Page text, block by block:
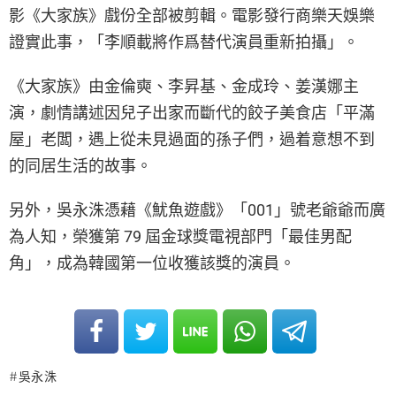
影《大家族》戲份全部被剪輯。電影發行商樂天娛樂
證實此事，「李順載將作爲替代演員重新拍攝」。
《大家族》由金倫奭、李昇基、金成玲、姜漢娜主
演，劇情講述因兒子出家而斷代的餃子美食店「平滿
屋」老闆，遇上從未見過面的孫子們，過着意想不到
的同居生活的故事。
另外，吳永洙憑藉《魷魚遊戲》「001」號老爺爺而廣
為人知，榮獲第 79 屆金球獎電視部門「最佳男配
角」，成為韓國第一位收獲該獎的演員。
吳永洙